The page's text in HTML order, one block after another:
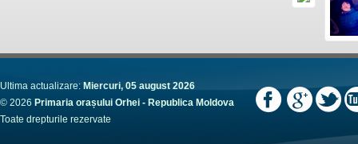
Ultima actualizare: Miercuri, 05 august 2026
© 2026 Primaria orașului Orhei - Republica Moldova
Toate drepturile rezervate